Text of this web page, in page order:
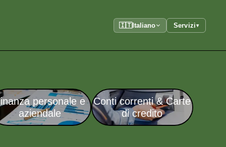
🇮🇹Italiano Servizi▾
personale e
aziendale
Conti correnti & Carte
di credito